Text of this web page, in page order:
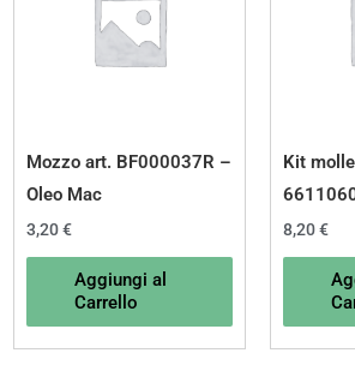
Mozzo art. BF000037R –
Oleo Mac
3,20€
Aggiungi al
Carrello
Kit
8,20€